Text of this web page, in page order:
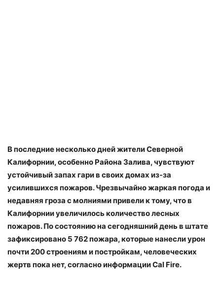
В последние несколько дней жители Северной
Калифорнии, особенно Района Залива, чувствуют
устойчивый запах гари в своих домах из-за
усилившихся пожаров. Чрезвычайно жаркая погода и
недавняя гроза с молниями привели к тому, что в
Калифорнии увеличилось количество лесных
пожаров. По состоянию на сегодняшний день в штате
зафиксировано 5 762 пожара, которые нанесли урон
почти 200 строениям и постройкам, человеческих
жертв пока нет, согласно информации Cal Fire.